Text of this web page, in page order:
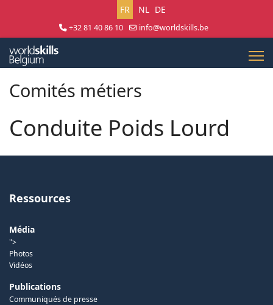
Sélectionnez votre langue
FR NL DE
+32 81 40 86 10
info@worldskills.be
Comités métiers
Conduite Poids Lourd
Ressources
Média
">
Photos
Vidéos
Publications
Communiqués de presse